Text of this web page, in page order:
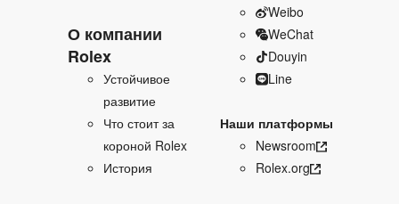
О компании
Rolex
Устойчивое
развитие
Что стоит за
короной Rolex
История
Weibo
WeChat
Douyin
Line
Наши платформы
Newsroom
Rolex.org